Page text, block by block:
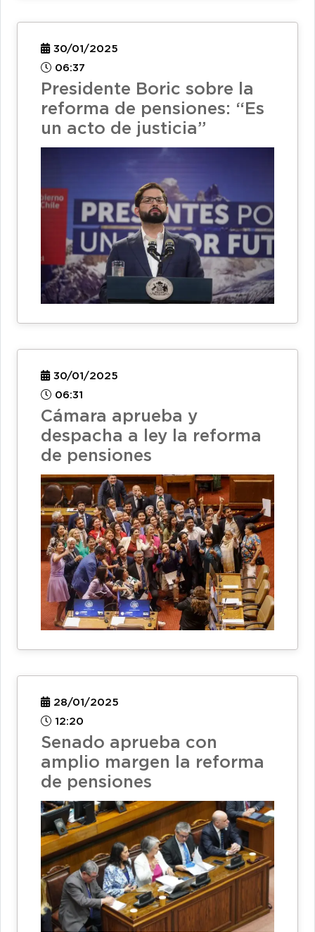
30/01/2025
06:37
Presidente Boric sobre la
reforma de pensiones: “Es
un acto de justicia”
30/01/2025
06:31
Cámara aprueba y
despacha a ley la reforma
de pensiones
28/01/2025
12:20
Senado aprueba con
amplio margen la reforma
de pensiones